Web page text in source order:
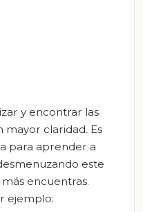
y encontrar las
claridad. Es
para aprender a
este
encuentras.
ejemplo: